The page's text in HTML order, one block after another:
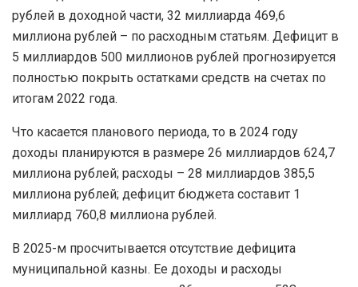
рублей в доходной части, 32 миллиарда 469,6
миллиона рублей – по расходным статьям. Дефицит в
5 миллиардов 500 миллионов рублей прогнозируется
полностью покрыть остатками средств на счетах по
итогам 2022 года.
Что касается планового периода, то в 2024 году
доходы планируются в размере 26 миллиардов 624,7
миллиона рублей; расходы – 28 миллиардов 385,5
миллиона рублей; дефицит бюджета составит 1
миллиард 760,8 миллиона рублей.
В 2025-м просчитывается отсутствие дефицита
муниципальной казны. Ее доходы и расходы